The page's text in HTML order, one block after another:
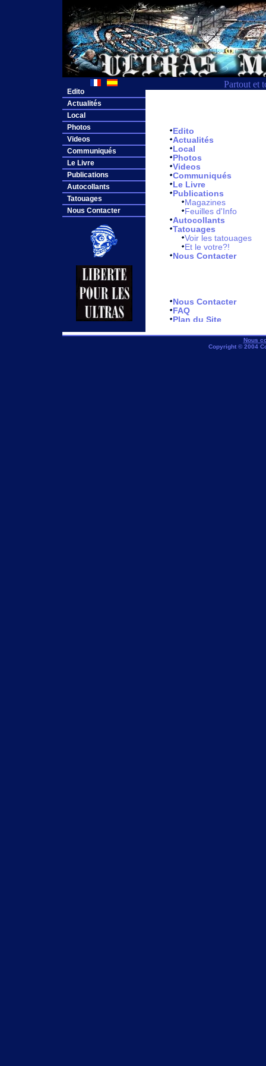
Partout et
Edito
Actualités
Local
Photos
Videos
Communiqués
Le Livre
Publications
Autocollants
Tatouages
Nous Contacter
Edito
Actualités
Local
Photos
Videos
Communiqués
Le Livre
Publications
Magazines
Feuilles d'Info
Autocollants
Tatouages
Voir les tatouages
Et le votre?!
Nous Contacter
Nous Contacter
FAQ
Plan du Site
Nous
Copyright © 2004